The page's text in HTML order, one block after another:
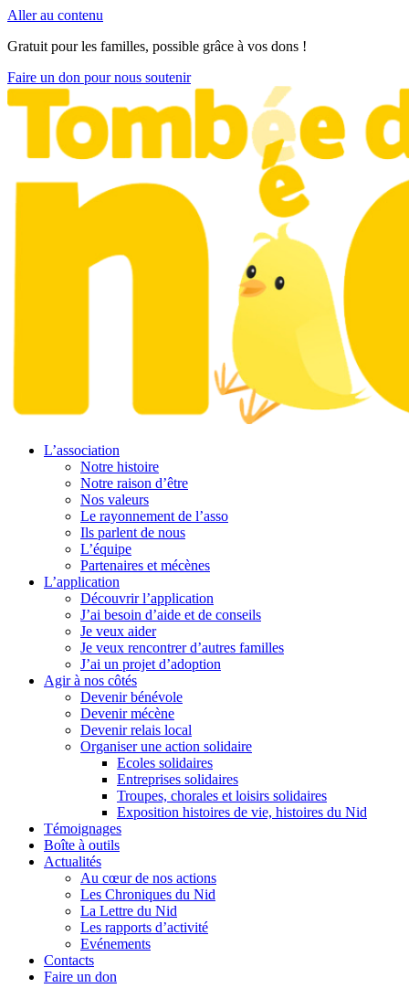
Aller au contenu
Gratuit pour les familles, possible grâce à vos dons !
Faire un don pour nous soutenir
L’association
Notre histoire
Notre raison d’être
Nos valeurs
Le rayonnement de l’asso
Ils parlent de nous
L’équipe
Partenaires et mécènes
L’application
Découvrir l’application
J’ai besoin d’aide et de conseils
Je veux aider
Je veux rencontrer d’autres familles
J’ai un projet d’adoption
Agir à nos côtés
Devenir bénévole
Devenir mécène
Devenir relais local
Organiser une action solidaire
Ecoles solidaires
Entreprises solidaires
Troupes, chorales et loisirs solidaires
Exposition histoires de vie, histoires du Nid
Témoignages
Boîte à outils
Actualités
Au cœur de nos actions
Les Chroniques du Nid
La Lettre du Nid
Les rapports d’activité
Evénements
Contacts
Faire un don